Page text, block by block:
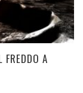
FREDDO A